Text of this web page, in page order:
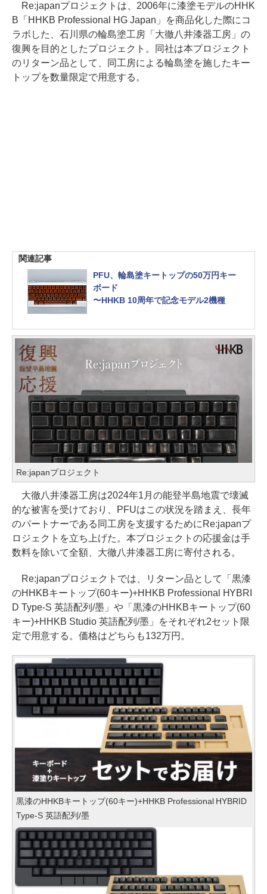
Re:japanプロジェクトは、2006年に漆塗モデルのHHK
B「HHKB Professional HG Japan」を商品化した際にコ
ラボした、石川県の輪島塗工房「大徹八井漆器工房」の
復興を目的としたプロジェクト。同社は本プロジェクト
のリターン品として、同工房による輪島塗を施したキー
トップを数量限定で用意する。
関連記事
PFU、輪島塗キートップの50万円キー
ボード
〜HHKB 10周年で記念モデル2機種
Re:japanプロジェクト
大徹八井漆器工房は2024年1月の能登半島地震で壊滅
的な被害を受けており、PFUはこの状況を踏まえ、長年
のパートナーである同工房を支援するためにRe:japanプ
ロジェクトを立ち上げた。本プロジェクトの応援金は手
数料を除いて全額、大徹八井漆器工房に寄付される。
Re:japanプロジェクトでは、リターン品として「黒漆
のHHKBキートップ(60キー)+HHKB Professional HYBRI
D Type-S 英語配列/墨」や「黒漆のHHKBキートップ(60
キー)+HHKB Studio 英語配列/墨」をそれぞれ2セット限
定で用意する。価格はどちらも132万円。
黒漆のHHKBキートップ(60キー)+HHKB Professional HYBRID
Type-S 英語配列/墨